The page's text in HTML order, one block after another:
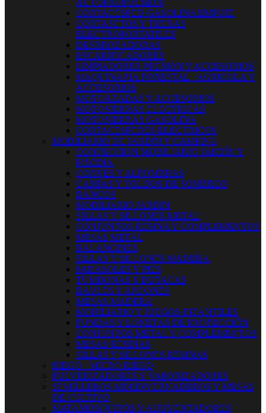
AUTOPROPULSION
CORTACESPED GASOLINA EMPUJE
CORTASETOS Y TIJERAS
ELECTROPORTATILES
DESBROZADORAS
ESCARIFICADORES
LIMPIADORES PRESION Y ACCESORIOS
MAQUINARIA FORESTAL - AGRICOLA Y
ACCESORIOS
MOTOAZADAS Y ACCESORIOS
MOTOSIERRAS ELECTRICAS
MOTOSIERRAS GASOLINA
CORTACESPEDES ELECTRICOS
MOBILIARIO DE JARDIN Y CAMPING
CONFECCION MOBILIARIO JARDÍN Y
PISCINA
COJINES Y ALFOMBRAS
CARPAS Y TOLDOS DE SOMBREO
BANCOS
MOBILIARIO JARDIN
SILLAS Y SILLONES METAL
CONJUNTOS RESINA Y COMPLEMENTOS
MESAS METAL
BALANCINES
SILLAS Y SILLONES MADERA
PARASOLES Y PIES
TUMBONAS Y BUTACAS
BAULES Y ARCONES
MESAS MADERA
MOBILIARIO Y JUEGOS INFANTILES
FUNDAS Y LONETAS DE PROTECCIÓN
CONJUNTOS METAL Y COMPLEMENTOS
MESAS RESINAS
SILLAS Y SILLONES RESINAS
RIEGO - MICRO RIEGO
PULVERIZADORES Y VAPORIZADORES
SEMILLEROS MINIINVERNADEROS Y MESAS
DE CULTIVO
MATAMOSQUITOS Y AHUYENTADORES